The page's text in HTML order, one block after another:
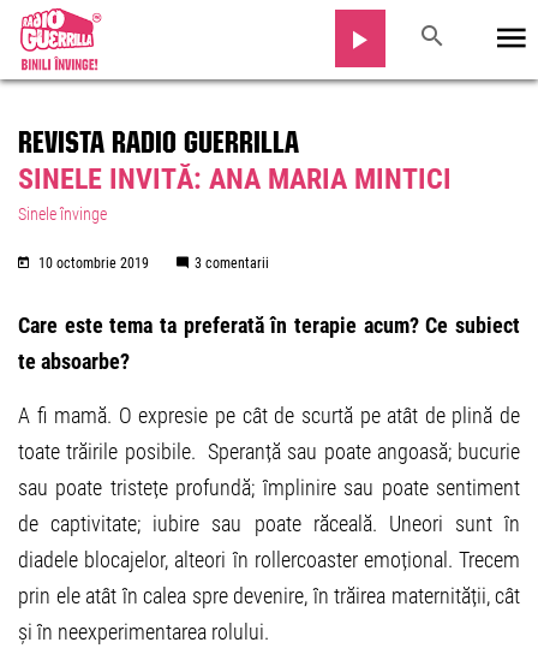
REVISTA RADIO GUERRILLA
SINELE INVITĂ: ANA MARIA MINTICI
Sinele învinge
10 octombrie 2019 3 comentarii
Care este tema ta preferată în terapie acum? Ce subiect
te absoarbe?
A fi mamă. O expresie pe cât de scurtă pe atât de plină de
toate trăirile posibile. Speranță sau poate angoasă; bucurie
sau poate tristețe profundă; împlinire sau poate sentiment
de captivitate; iubire sau poate răceală. Uneori sunt în
diadele blocajelor, alteori în rollercoaster emoțional. Trecem
prin ele atât în calea spre devenire, în trăirea maternității, cât
și în neexperimentarea rolului.